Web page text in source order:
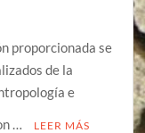
proporcionada se
de la
e
…
LEER MÁS